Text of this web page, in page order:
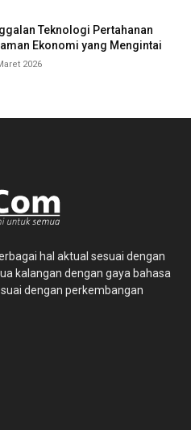
Teknologi Pertahanan
Ekonomi yang Mengintai
2026
hal aktual sesuai dengan
kalangan dengan gaya bahasa
dengan perkembangan